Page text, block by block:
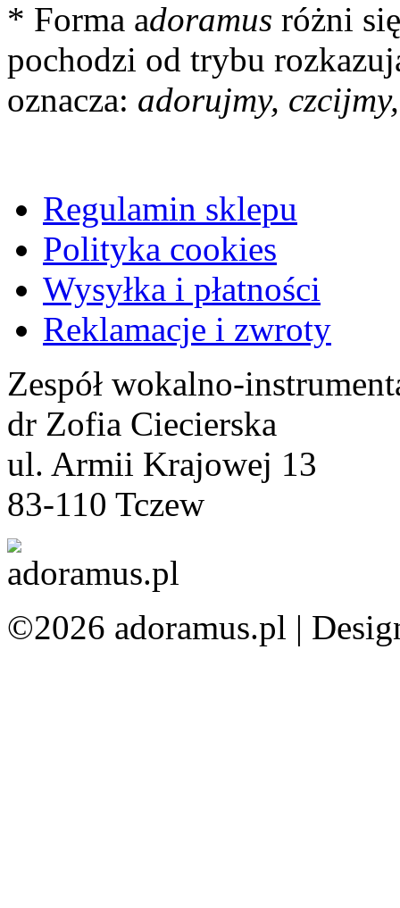
* Forma adoramus różni
pochodzi od trybu
oznacza: adorujmy,
Regulamin sklepu
Polityka cookies
Wysyłka i płatności
Reklamacje i zwroty
Zespół wokalno-
dr Zofia Ciecierska
ul. Armii Krajowej 13
83-110 Tczew
©2026 adoramus.pl |